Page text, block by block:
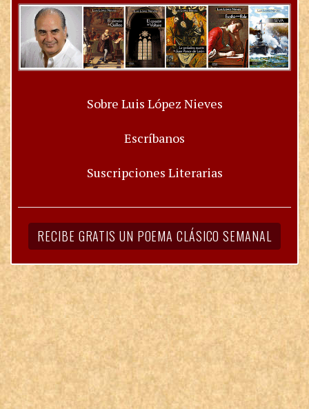
Sobre Luis López Nieves
Escríbanos
Suscripciones Literarias
RECIBE GRATIS UN POEMA CLÁSICO SEMANAL